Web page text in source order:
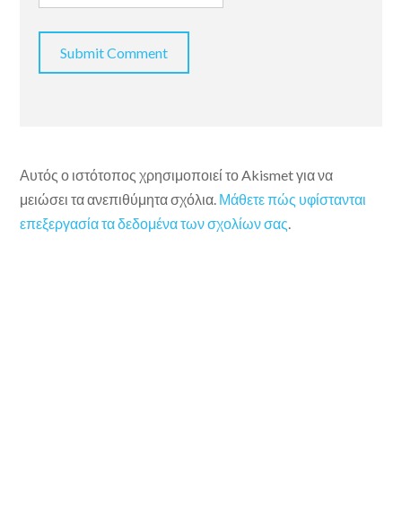
Αυτός ο ιστότοπος χρησιμοποιεί το Akismet για να
μειώσει τα ανεπιθύμητα σχόλια. Μάθετε πώς υφίστανται
επεξεργασία τα δεδομένα των σχολίων σας.